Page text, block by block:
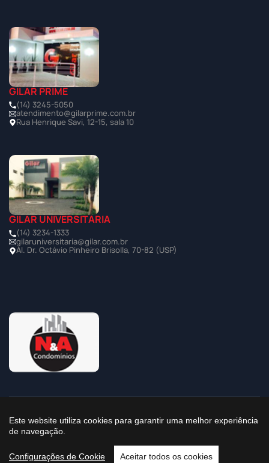
GILAR PRIME
(14) 3245-5050
atendimento@gilarprime.com.br
Rua Henrique Savi, 12-15, sala 10
GILAR UNIVERSITÁRIA
(14) 3234-1333
gilaruniversitaria@gilar.com.br
Al. Dr. Octávio Pinheiro Brisolla, 70-82 (USP)
©2025 Todos os Direitos Reservados à Imobiliária Gilar
Este website utiliza cookies para garantir uma melhor experiência
de navegação.
Configurações de Cookie Aceitar todos os cookies